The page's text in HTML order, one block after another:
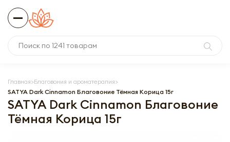
Главная Благовония и ароматерапия
SATYA Dark Cinnamon Благовоние Тёмная Корица 15г
SATYA Dark Cinnamon Благовоние
Тёмная Корица 15г